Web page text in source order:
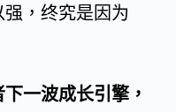
，终究是因为
一波成长引擎，